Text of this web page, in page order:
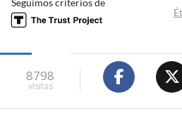
8798
visitas